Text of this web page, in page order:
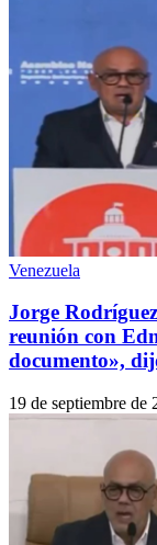
Venezuela
Jorge
reunión con
documento»,
19 de septiembre de